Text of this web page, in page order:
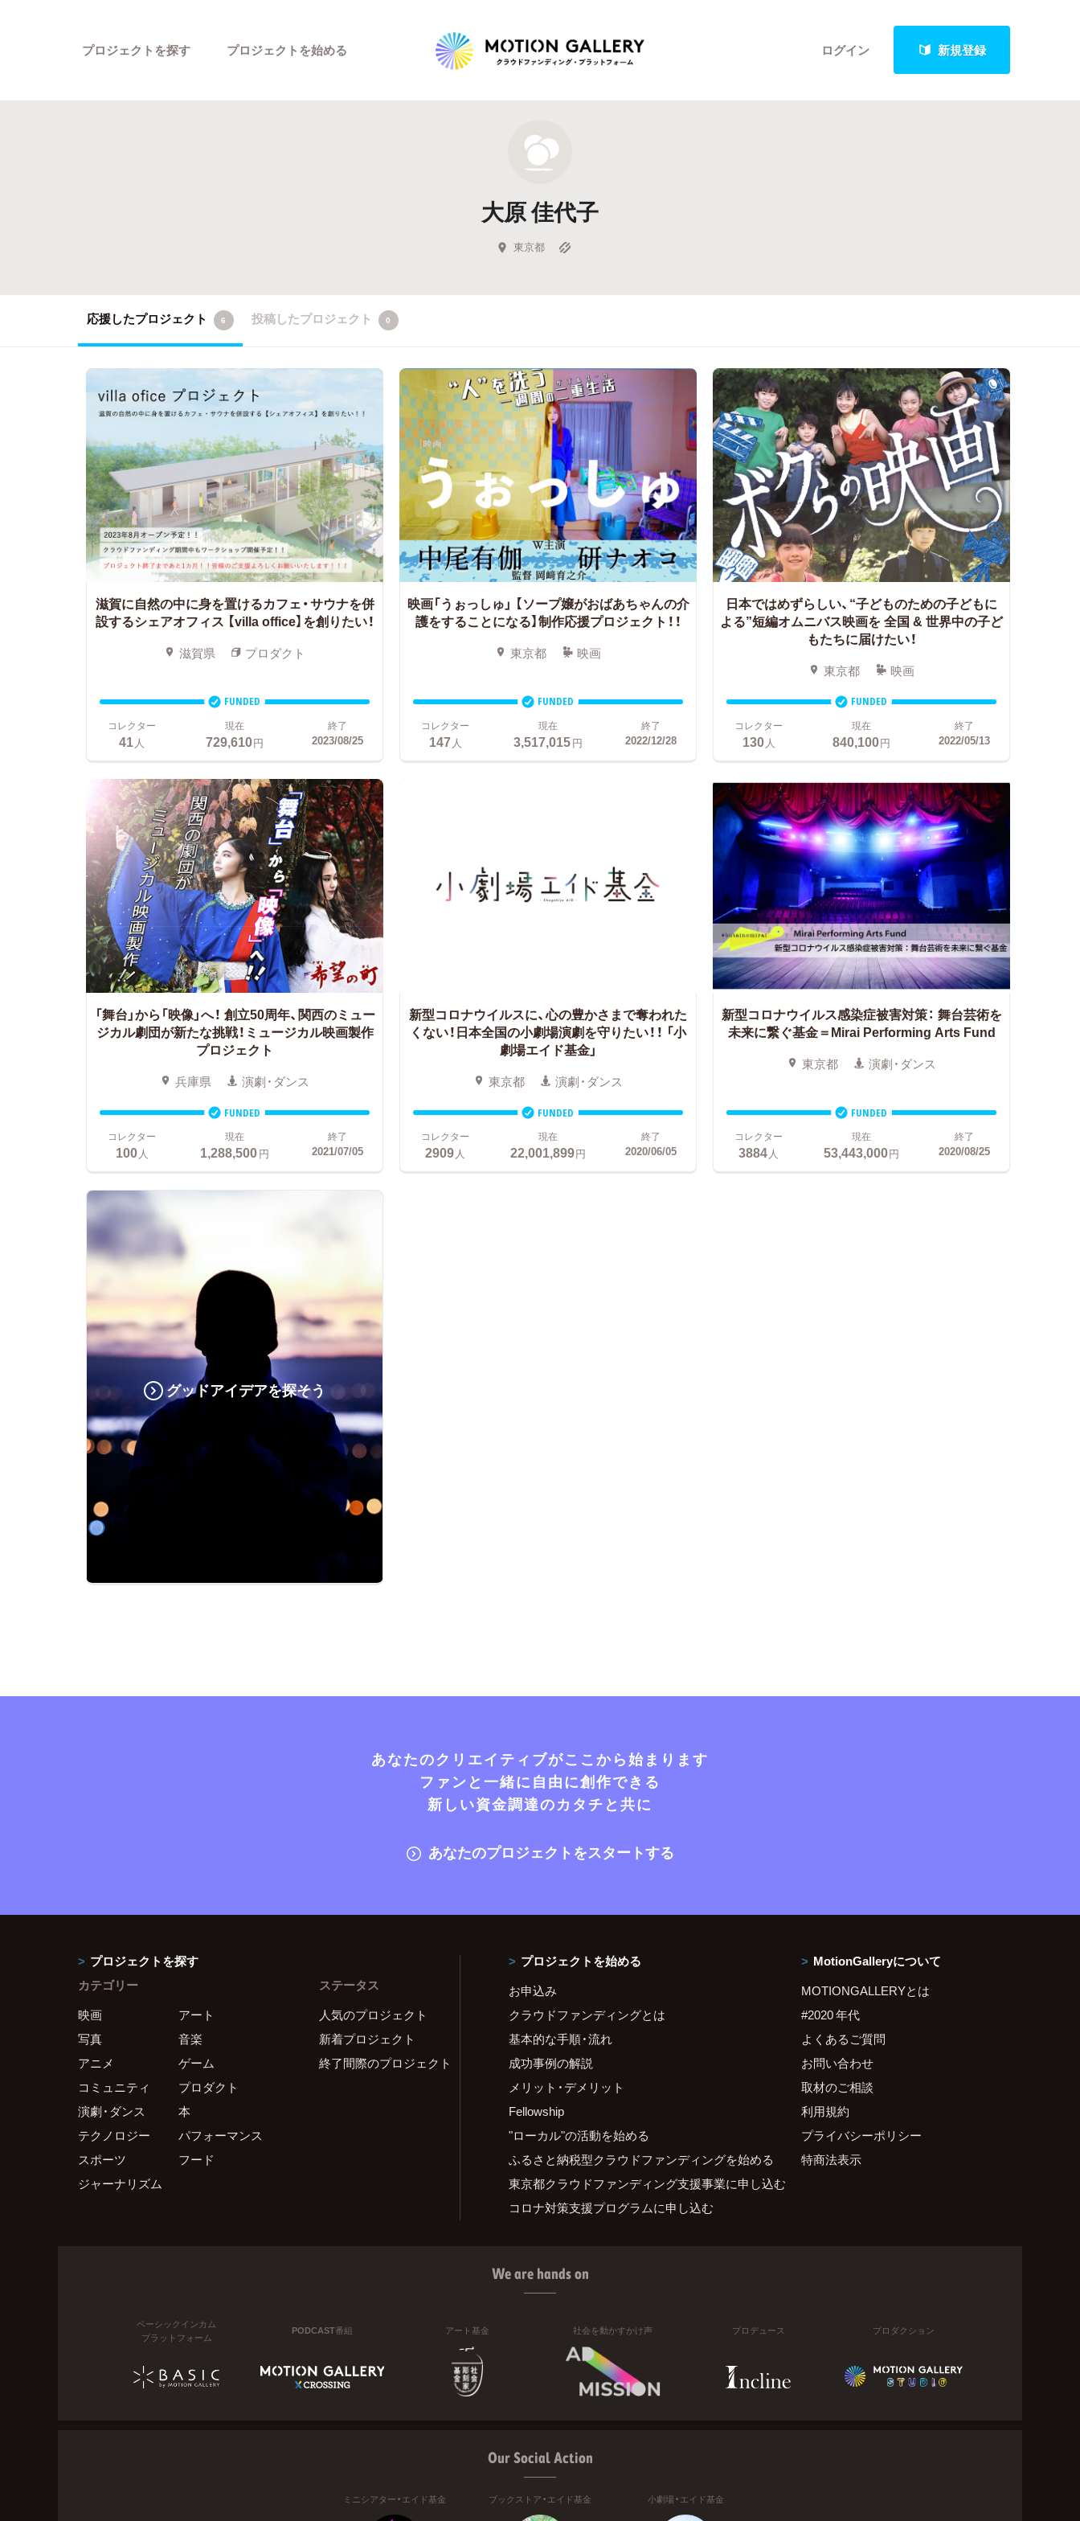
ログイン 新規登録
プロジェクトを探す
新着プロジェクト
Feature
キュレーターから探す
プロジェクトを始める
大原 佳代子
東京都
応援したプロジェクト 6 投稿したプロジェクト 0
滋賀に自然の中に身を置けるカフェ・サウナを併
設するシェアオフィス 【villa office】を創りたい！
滋賀県 プロダクト
FUNDED
コレクター
41人
現在
729,610円
終了
2023/08/25
映画「うぉっしゅ」 【ソープ嬢がおばあちゃんの介
護をすることになる】制作応援プロジェクト！！
東京都 映画
FUNDED
コレクター
147人
現在
3,517,015円
終了
2022/12/28
日本ではめずらしい、“子どものための子どもに
よる”短編オムニバス映画を全国 & 世界中の子ど
もたちに届けたい！
東京都 映画
FUNDED
コレクター
130人
現在
840,100円
終了
2022/05/13
「舞台」から「映像」へ！ 創立50周年、関西のミュー
ジカル劇団が新たな挑戦！ミュージカル映画製作
プロジェクト
兵庫県 演劇・ダンス
FUNDED
コレクター
100人
現在
1,288,500円
終了
2021/07/05
新型コロナウイルスに、心の豊かさまで奪われた
くない！日本全国の小劇場演劇を守りたい！！ 「小
劇場エイド基金」
東京都 演劇・ダンス
FUNDED
コレクター
2909人
現在
22,001,899円
終了
2020/06/05
新型コロナウイルス感染症被害対策： 舞台芸術を
未来に繋ぐ基金＝Mirai Performing Arts Fund
東京都 演劇・ダンス
FUNDED
コレクター
3884人
現在
53,443,000円
終了
2020/08/25
グッドアイデアを探そう
あなたのクリエイティブがここから始まります
ファンと一緒に自由に創作できる
新しい資金調達のカタチと共に
あなたのプロジェクトをスタートする
プロジェクトを探す
カテゴリー
映画
アート
写真
音楽
アニメ
ゲーム
コミュニティ
プロダクト
演劇・ダンス
本
テクノロジー
パフォーマンス
スポーツ
フード
ジャーナリズム
ステータス
人気のプロジェクト
新着プロジェクト
終了間際のプロジェクト
プロジェクトを始める
お申込み
クラウドファンディングとは
基本的な手順・流れ
成功事例の解説
メリット・デメリット
Fellowship
"ローカル"の活動を始める
ふるさと納税型クラウドファンディングを始める
東京都クラウドファンディング支援事業に申し込む
コロナ対策支援プログラムに申し込む
MotionGalleryについて
MOTIONGALLERYとは
#2020 年代
よくあるご質問
お問い合わせ
取材のご相談
利用規約
プライバシーポリシー
特商法表示
We are hands on
ベーシックインカム
プラットフォーム
PODCAST番組 アート基金 社会を動かすかけ声 プロデュース プロダクション
Our Social Action
ミニシアター・エイド基金 ブックストア・エイド基金 小劇場・エイド基金